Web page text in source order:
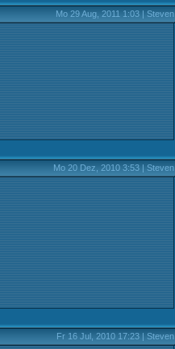
Mo 29 Aug, 2011 1:03 | Steven
Mo 20 Dez, 2010 3:53 | Steven
Fr 16 Jul, 2010 17:23 | Steven